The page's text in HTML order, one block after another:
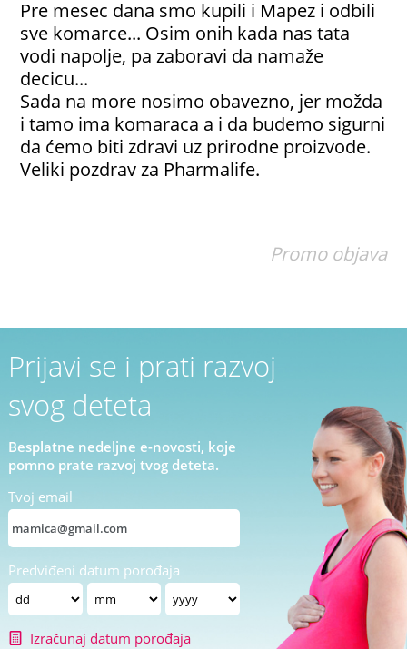
Pre mesec dana smo kupili i Mapez i odbili
sve komarce... Osim onih kada nas tata
vodi napolje, pa zaboravi da namaže
decicu...
Sada na more nosimo obavezno, jer možda
i tamo ima komaraca a i da budemo sigurni
da ćemo biti zdravi uz prirodne proizvode.
Veliki pozdrav za Pharmalife.
Promo objava
Prijavi se i prati razvoj
svog deteta
Besplatne nedeljne e-novosti, koje
pomno prate razvoj tvog deteta.
Tvoj email
Predviđeni datum porođaja
Izračunaj datum porođaja